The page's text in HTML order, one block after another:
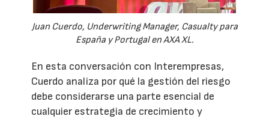
Juan Cuerdo, Underwriting Manager, Casualty para
España y Portugal en AXA XL.
En esta conversación con Interempresas,
Cuerdo analiza por qué la gestión del riesgo
debe considerarse una parte esencial de
cualquier estrategia de crecimiento y